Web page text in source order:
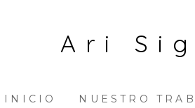
Ari
INICIO NUESTRO